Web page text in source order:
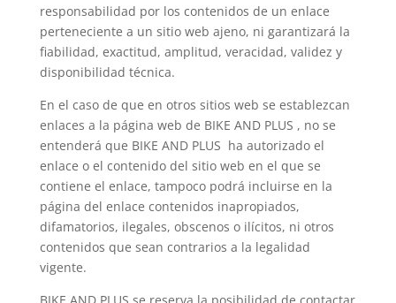
responsabilidad por los contenidos de un enlace
perteneciente a un sitio web ajeno, ni garantizará la
fiabilidad, exactitud, amplitud, veracidad, validez y
disponibilidad técnica.
En el caso de que en otros sitios web se establezcan
enlaces a la página web de BIKE AND PLUS , no se
entenderá que BIKE AND PLUS ha autorizado el
enlace o el contenido del sitio web en el que se
contiene el enlace, tampoco podrá incluirse en la
página del enlace contenidos inapropiados,
difamatorios, ilegales, obscenos o ilícitos, ni otros
contenidos que sean contrarios a la legalidad
vigente.